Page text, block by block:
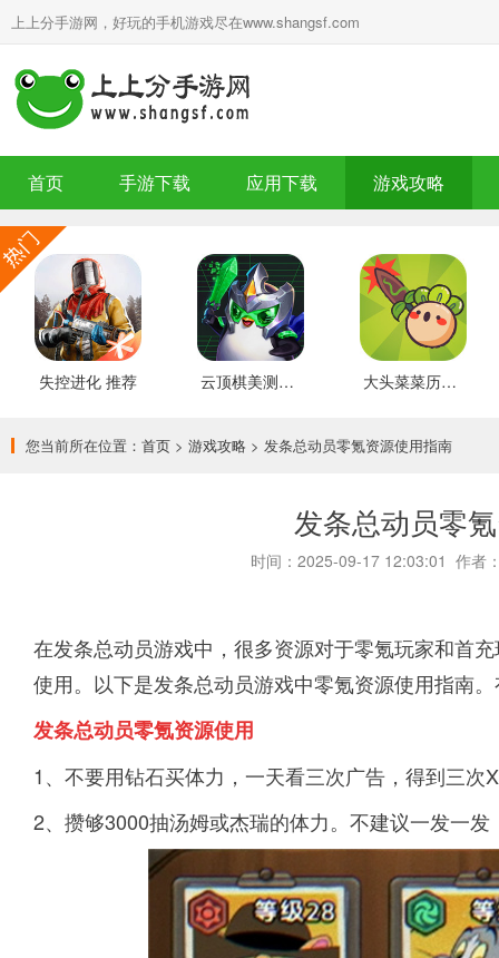
上上分手游网，好玩的手机游戏尽在www.shangsf.com
首页 手游下载 应用下载 游戏攻略
失控进化 推荐 云顶棋美测服 最新版 大头菜菜历险记 好玩的
您当前所在位置： 首页 > 游戏攻略 > 发条总动员零氪资源使用指南
发条总动员零
时间：2025-09-17 12:03:01 作者
在发条总动员游戏中，很多资源对于零氪玩家和首
使用。以下是发条总动员游戏中零氪资源使用指南
发条总动员零氪资源使用
1、不要用钻石买体力，一天看三次广告，得到三次
2、攒够3000抽汤姆或杰瑞的体力。不建议一发一发